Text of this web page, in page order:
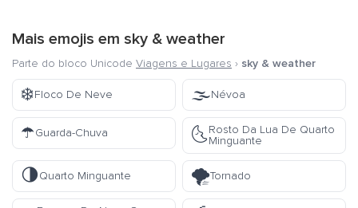
Mais emojis em sky & weather
Parte do bloco Unicode Viagens e Lugares › sky & weather
❄️Floco De Neve 🌫️Névoa
☂️Guarda-Chuva 🌜Rosto Da Lua De Quarto
Minguante
🌗Quarto Minguante 🌪️Tornado